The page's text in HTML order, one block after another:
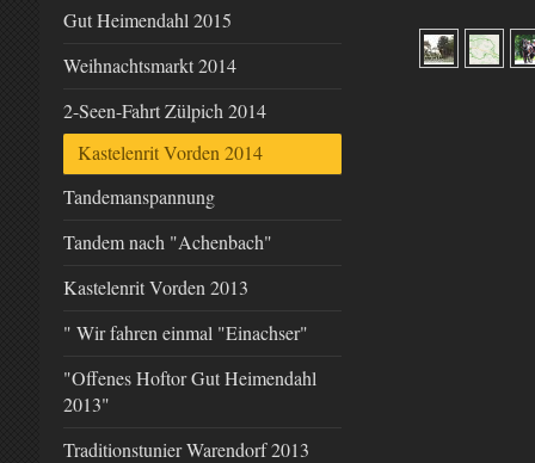
Gut Heimendahl 2015
Weihnachtsmarkt 2014
2-Seen-Fahrt Zülpich 2014
Kastelenrit Vorden 2014
Tandemanspannung
Tandem nach "Achenbach"
Kastelenrit Vorden 2013
" Wir fahren einmal "Einachser"
"Offenes Hoftor Gut Heimendahl
2013"
Traditionstunier Warendorf 2013